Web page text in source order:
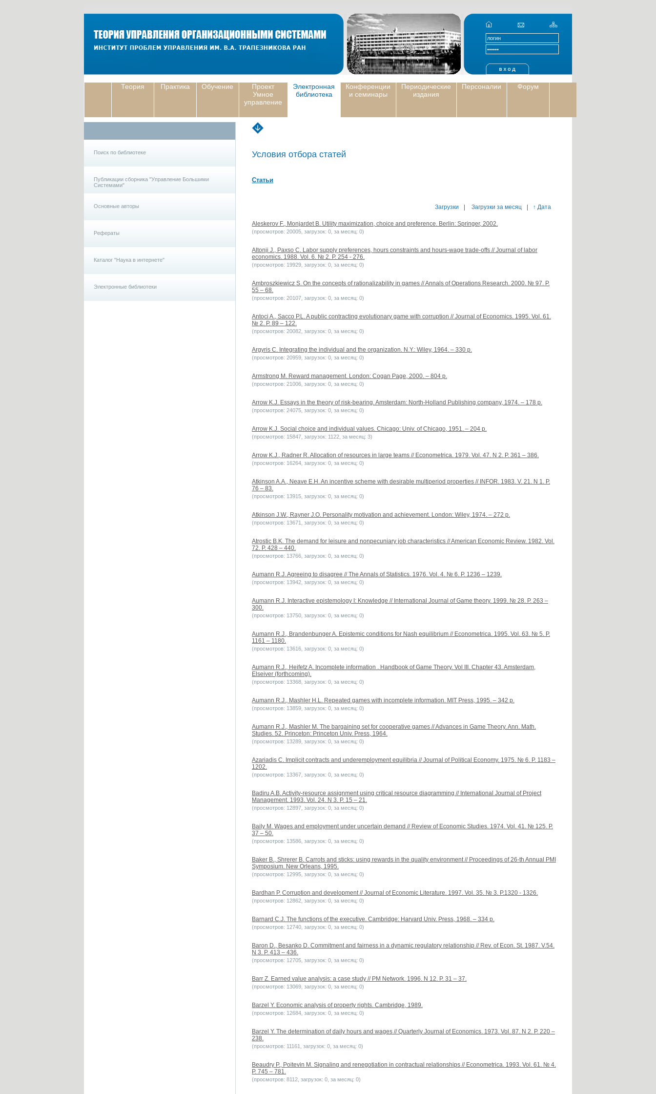
Теория Практика Обучение
Проект
Умное
управление
Электронная
библиотека
Конференции
и семинары
Периодические
издания
Персоналии Форум
Поиск по библиотеке
Публикации сборника "Управление Большими
Системами"
Основные авторы
Рефераты
Каталог "Наука в интернете"
Электронные библиотеки
Условия отбора статей
Статьи
Загрузки Загрузки за месяц ↑ Дата
Aleskerov F., Monjardet B. Utility maximization, choice and preference. Berlin: Springer, 2002.
(просмотров: 20005, загрузок: 0, за месяц: 0)
Altonji J., Paxso C. Labor supply preferences, hours constraints and hours-wage trade-offs // Journal of labor
economics. 1988. Vol. 6. № 2. P. 254 - 276.
(просмотров: 19929, загрузок: 0, за месяц: 0)
Ambroszkiewicz S. On the concepts of rationalizability in games // Annals of Operations Research. 2000. № 97. P.
55 – 68.
(просмотров: 20107, загрузок: 0, за месяц: 0)
Antoci A., Sacco P.L. A public contracting evolutionary game with corruption // Journal of Economics. 1995. Vol. 61.
№ 2. P. 89 – 122.
(просмотров: 20082, загрузок: 0, за месяц: 0)
Argyris C. Integrating the individual and the organization. N.Y.: Wiley, 1964. – 330 p.
(просмотров: 20959, загрузок: 0, за месяц: 0)
Armstrong M. Reward management. London: Cogan Page, 2000. – 804 p.
(просмотров: 21006, загрузок: 0, за месяц: 0)
Arrow K.J. Essays in the theory of risk-bearing. Amsterdam: North-Holland Publishing company, 1974. – 178 p.
(просмотров: 24075, загрузок: 0, за месяц: 0)
Arrow K.J. Social choice and individual values. Chicago: Univ. of Chicago, 1951. – 204 p.
(просмотров: 15847, загрузок: 1122, за месяц: 3)
Arrow K.J., Radner R. Allocation of resources in large teams // Econometrica. 1979. Vol. 47. N 2. P. 361 – 386.
(просмотров: 16264, загрузок: 0, за месяц: 0)
Atkinson A.A., Neave E.H. An incentive scheme with desirable multiperiod properties // INFOR. 1983. V. 21. N 1. P.
76 – 83.
(просмотров: 13915, загрузок: 0, за месяц: 0)
Atkinson J.W., Rayner J.O. Personality motivation and achievement. London: Wiley, 1974. – 272 p.
(просмотров: 13671, загрузок: 0, за месяц: 0)
Atrostic B.K. The demand for leisure and nonpecuniary job characteristics // American Economic Review. 1982. Vol.
72. P. 428 – 440.
(просмотров: 13766, загрузок: 0, за месяц: 0)
Aumann R.J. Agreeing to disagree // The Annals of Statistics. 1976. Vol. 4. № 6. P. 1236 – 1239.
(просмотров: 13942, загрузок: 0, за месяц: 0)
Aumann R.J. Interactive epistemology I: Knowledge // International Journal of Game theory. 1999. № 28. P. 263 –
300.
(просмотров: 13750, загрузок: 0, за месяц: 0)
Aumann R.J., Brandenbunger A. Epistemic conditions for Nash equilibrium // Econometrica. 1995. Vol. 63. № 5. P.
1161 – 1180.
(просмотров: 13616, загрузок: 0, за месяц: 0)
Aumann R.J., Heifetz A. Incomplete information . Handbook of Game Theory. Vol III. Chapter 43. Amsterdam,
Elseiver (forthcoming).
(просмотров: 13368, загрузок: 0, за месяц: 0)
Aumann R.J., Mashler H.L. Repeated games with incomplete information. MIT Press, 1995. – 342 p.
(просмотров: 13859, загрузок: 0, за месяц: 0)
Aumann R.J., Mashler M. The bargaining set for cooperative games // Advances in Game Theory. Ann. Math.
Studies. 52. Princeton: Princeton Univ. Press, 1964.
(просмотров: 13289, загрузок: 0, за месяц: 0)
Azariadis C. Implicit contracts and underemployment equilibria // Journal of Political Economy. 1975. № 6. P. 1183 –
1202.
(просмотров: 13367, загрузок: 0, за месяц: 0)
Badiru A.B. Activity-resource assignment using critical resource diagramming // International Journal of Project
Management. 1993. Vol. 24. N 3. P. 15 – 21.
(просмотров: 12897, загрузок: 0, за месяц: 0)
Baily M. Wages and employment under uncertain demand // Review of Economic Studies. 1974. Vol. 41. № 125. P.
37 – 50.
(просмотров: 13586, загрузок: 0, за месяц: 0)
Baker B., Shrerer B. Carrots and sticks: using rewards in the quality environment // Proceedings of 26-th Annual PMI
Symposium. New Orleans, 1995.
(просмотров: 12995, загрузок: 0, за месяц: 0)
Bardhan P. Corruption and development // Journal of Economic Literature. 1997. Vol. 35. № 3. P.1320 - 1326.
(просмотров: 12862, загрузок: 0, за месяц: 0)
Barnard C.J. The functions of the executive. Cambridge: Harvard Univ. Press, 1968. – 334 p.
(просмотров: 12740, загрузок: 0, за месяц: 0)
Baron D., Besanko D. Commitment and fairness in a dynamic regulatory relationship // Rev. of Econ. St. 1987. V.54.
N 3. P. 413 – 436.
(просмотров: 12705, загрузок: 0, за месяц: 0)
Barr Z. Earned value analysis: a case study // PM Network. 1996. N 12. P. 31 – 37.
(просмотров: 13069, загрузок: 0, за месяц: 0)
Barzel Y. Economic analysis of property rights. Cambridge, 1989.
(просмотров: 12684, загрузок: 0, за месяц: 0)
Barzel Y. The determination of daily hours and wages // Quarterly Journal of Economics. 1973. Vol. 87. N 2. P. 220 –
238.
(просмотров: 11161, загрузок: 0, за месяц: 0)
Beaudry P., Poitevin M. Signaling and renegotiation in contractual relationships // Econometrica. 1993. Vol. 61. № 4.
P. 745 – 781.
(просмотров: 8112, загрузок: 0, за месяц: 0)